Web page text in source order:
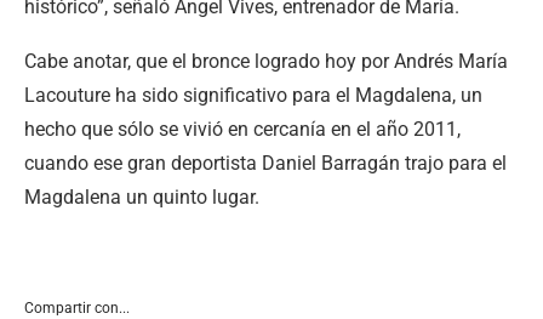
histórico”, señaló Ángel Vives, entrenador de María.
Cabe anotar, que el bronce logrado hoy por Andrés María
Lacouture ha sido significativo para el Magdalena, un
hecho que sólo se vivió en cercanía en el año 2011,
cuando ese gran deportista Daniel Barragán trajo para el
Magdalena un quinto lugar.
Compartir con...